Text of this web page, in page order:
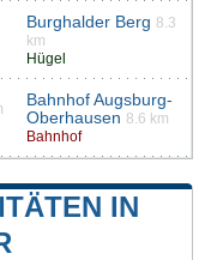
Burghalder Berg 8.3
km
Hügel
Bahnhof Augsburg-
Oberhausen 8.6 km
Bahnhof
IN